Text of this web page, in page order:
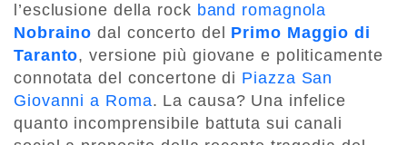
l’esclusione della rock band romagnola
Nobraino dal concerto del Primo Maggio di
Taranto, versione più giovane e politicamente
connotata del concertone di Piazza San
Giovanni a Roma. La causa? Una infelice
quanto incomprensibile battuta sui canali